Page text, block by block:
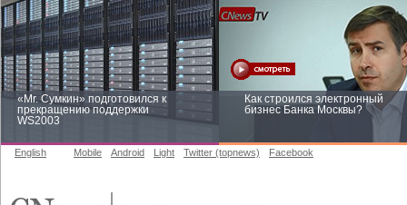
«Mr. Сумкин» подготовился к
прекращению поддержки
WS2003
Как строился электронный
бизнес Банка Москвы?
English Mobile Android Light Twitter (topnews) Facebook